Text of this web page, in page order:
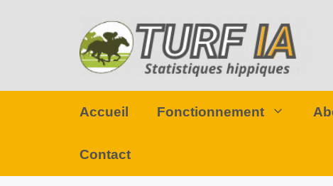
Accueil Fonctionnement
Contact